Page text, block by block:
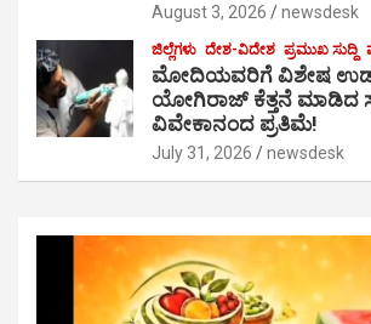
August 3, 2026 newsdesk
ಜಿಲ್ಲೆಗಳು ದೇಶ-ವಿದೇಶ ಪ್ರಮುಖ ಸುದ್ದಿ
ಮೋದಿಯವರಿಗೆ ವಿಶೇಷ
ಯೋಗಿರಾಜ್ ಕೆತ್ತನೆ ಮಾಡಿದ
ವಿವೇಕಾನಂದ ಪ್ರತಿಮೆ!
July 31, 2026 newsdesk